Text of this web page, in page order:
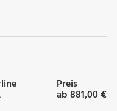
Preis
ab 881,00 €